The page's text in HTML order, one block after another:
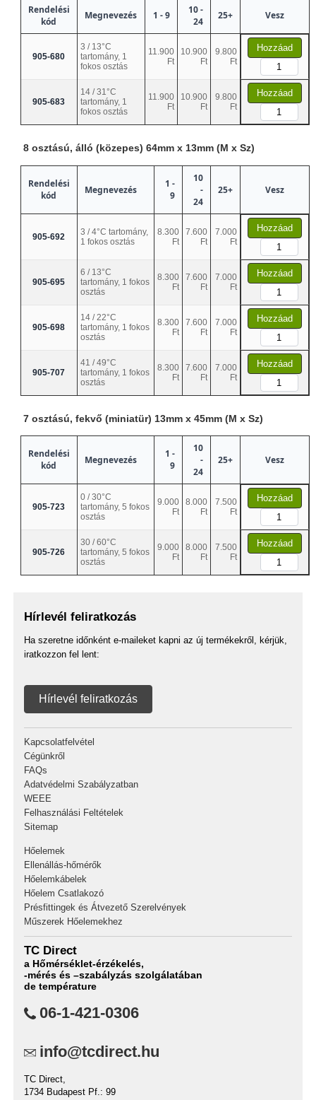
Rendelési
kód
Megnevezés 1 - 9
10 -
24
25+ Vesz
905-680
3 / 13°C
tartomány, 1
fokos osztás
11.900
Ft
10.900
Ft
9.800
Ft
Hozzáad
905-683
14 / 31°C
tartomány, 1
fokos osztás
11.900
Ft
10.900
Ft
9.800
Ft
Hozzáad
8 osztású, álló (közepes) 64mm x 13mm (M x Sz)
Rendelési
kód
Megnevezés
1 -
9
10
-
24
25+ Vesz
905-692
3 / 4°C tartomány,
1 fokos osztás
8.300
Ft
7.600
Ft
7.000
Ft
Hozzáad
905-695
6 / 13°C
tartomány, 1 fokos
osztás
8.300
Ft
7.600
Ft
7.000
Ft
Hozzáad
905-698
14 / 22°C
tartomány, 1 fokos
osztás
8.300
Ft
7.600
Ft
7.000
Ft
Hozzáad
905-707
41 / 49°C
tartomány, 1 fokos
osztás
8.300
Ft
7.600
Ft
7.000
Ft
Hozzáad
7 osztású, fekvő (miniatür) 13mm x 45mm (M x Sz)
Rendelési
kód
Megnevezés
1 -
9
10
-
24
25+ Vesz
905-723
0 / 30°C
tartomány, 5 fokos
osztás
9.000
Ft
8.000
Ft
7.500
Ft
Hozzáad
905-726
30 / 60°C
tartomány, 5 fokos
osztás
9.000
Ft
8.000
Ft
7.500
Ft
Hozzáad
Hírlevél feliratkozás
Ha szeretne időnként e-maileket kapni az új termékekről, kérjük,
iratkozzon fel lent:
Hírlevél feliratkozás
Kapcsolatfelvétel
Cégünkről
FAQs
Adatvédelmi Szabályzatban
WEEE
Felhasználási Feltételek
Sitemap
Hőelemek
Ellenállás-hőmérők
Hőelemkábelek
Hőelem Csatlakozó
Présfittingek és Átvezető Szerelvények
Műszerek Hőelemekhez
TC Direct
a Hőmérséklet-érzékelés,
-mérés és –szabályzás szolgálatában
de température
06-1-421-0306
info@tcdirect.hu
TC Direct,
1734 Budapest Pf.: 99